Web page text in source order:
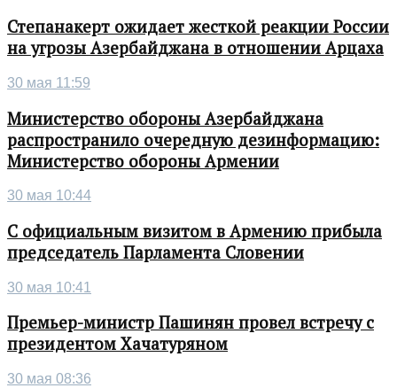
Степанакерт ожидает жесткой реакции России
на угрозы Азербайджана в отношении Арцаха
30 мая 11:59
Министерство обороны Азербайджана
распространило очередную дезинформацию:
Министерство обороны Армении
30 мая 10:44
С официальным визитом в Армению прибыла
председатель Парламента Словении
30 мая 10:41
Премьер-министр Пашинян провел встречу с
президентом Хачатуряном
30 мая 08:36